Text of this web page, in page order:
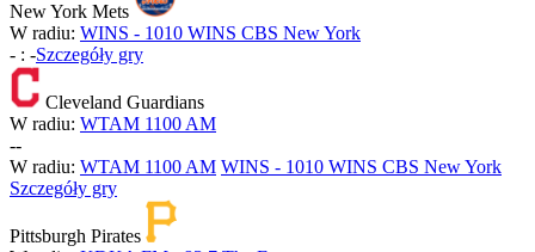
New York Mets
W radiu: WINS - 1010 WINS CBS New York
- : -Szczegóły gry
Cleveland Guardians
W radiu: WTAM 1100 AM
--
W radiu: WTAM 1100 AM WINS - 1010 WINS CBS New York
Szczegóły gry
Pittsburgh Pirates